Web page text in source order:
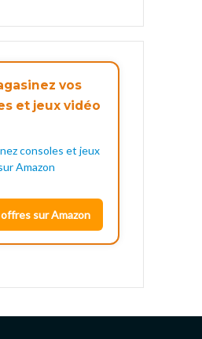
vos
et jeux vidéo
sur Amazon